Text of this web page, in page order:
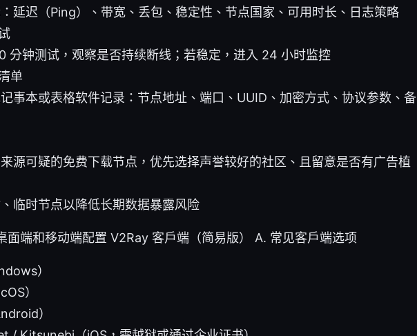
延迟（Ping）、带宽、丢包、稳定性、节点国家、可用时长、日志策略
分钟测试，观察是否持续断线；若稳定，进入 24 小时监控
单
事本或表格软件记录：节点地址、端口、UUID、加密方式、协议参数、备
源可疑的免费下载节点，优先选择声誉较好的社区、且留意是否有广告植
临时节点以降低长期数据暴露风险
面端和移动端配置 V2Ray 客户端（简易版） A. 常见客户端选项
）
）
）